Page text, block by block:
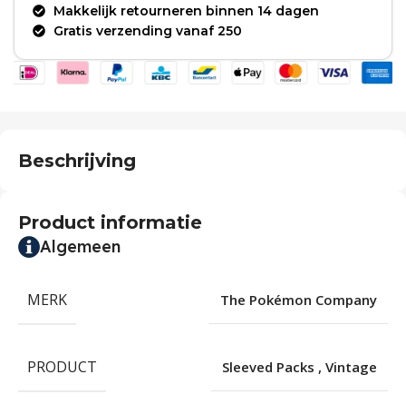
Makkelijk retourneren binnen 14 dagen
Gratis verzending vanaf 250
Beschrijving
Product informatie
Algemeen
MERK The Pokémon Company
PRODUCT Sleeved Packs , Vintage